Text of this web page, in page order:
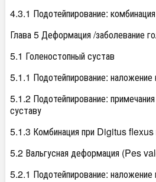
4.3.1 Подотейпирование:
Глава 5 Деформация /заболевание
5.1 Голеностопный сустав
5.1.1 Подотейпирование: наложение
5.1.2 Подотейпирование:
суставу
5.1.3 Комбинация при Digitus
5.2 Вальгусная деформация (Pes
5.2.1 Подотейпирование: